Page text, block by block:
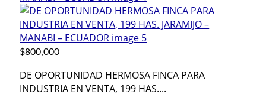
$800,000
DE OPORTUNIDAD HERMOSA FINCA PARA
INDUSTRIA EN VENTA, 199 HAS....